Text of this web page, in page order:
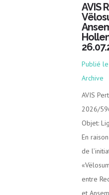
AVIS
Archive
AVIS
2026/
Objet:
En
de
entre
et